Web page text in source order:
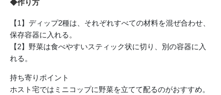
◆作り方
【1】ディップ2種は、それぞれすべての材料を混ぜ合わせ、
保存容器に入れる。
【2】野菜は食べやすいスティック状に切り、別の容器に入
れる。
持ち寄りポイント
ホスト宅ではミニコップに野菜を立てて配るのがおすすめ。